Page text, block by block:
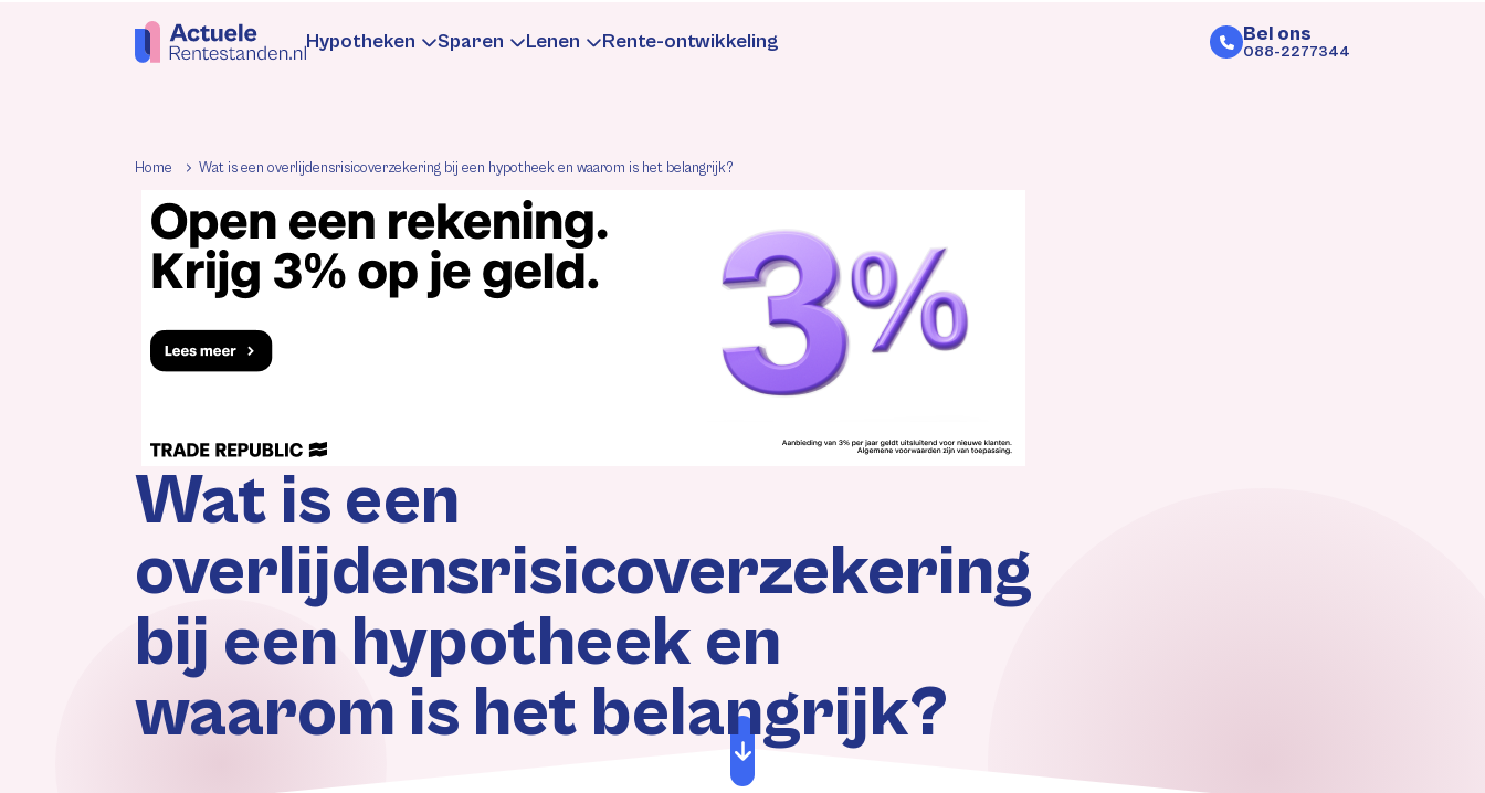
Hypotheken
Hypotheekrente
Informatie
Hypotheek berekenen
Sparen
Spaarrente
Informatie
Berekenen
Lenen
Leningrente
Informatie
Rentewijzigingen
Rente-ontwikkeling Bel ons
088-2277344
Home Wat is een overlijdensrisicoverzekering bij een hypotheek en waarom is het belangrijk?
Wat is een
overlijdensrisicoverzekering
bij een hypotheek en
waarom is het belangrijk?